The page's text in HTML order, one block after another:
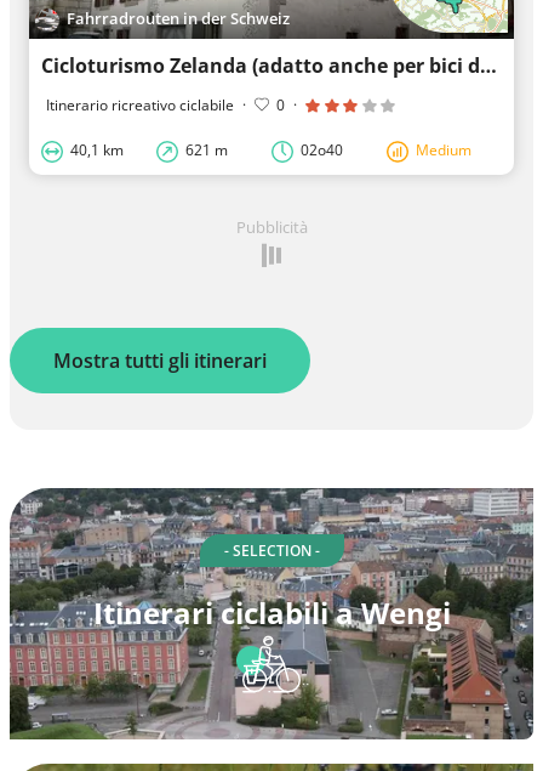
Fahrradrouten in der Schweiz
Cicloturismo Zelanda (adatto anche per bici da strada, perché asfaltato)
Itinerario ricreativo ciclabile · 0 ·
40,1 km 621 m 02o40 Medium
Pubblicità
Mostra tutti gli itinerari
- SELECTION -
Itinerari ciclabili a Wengi